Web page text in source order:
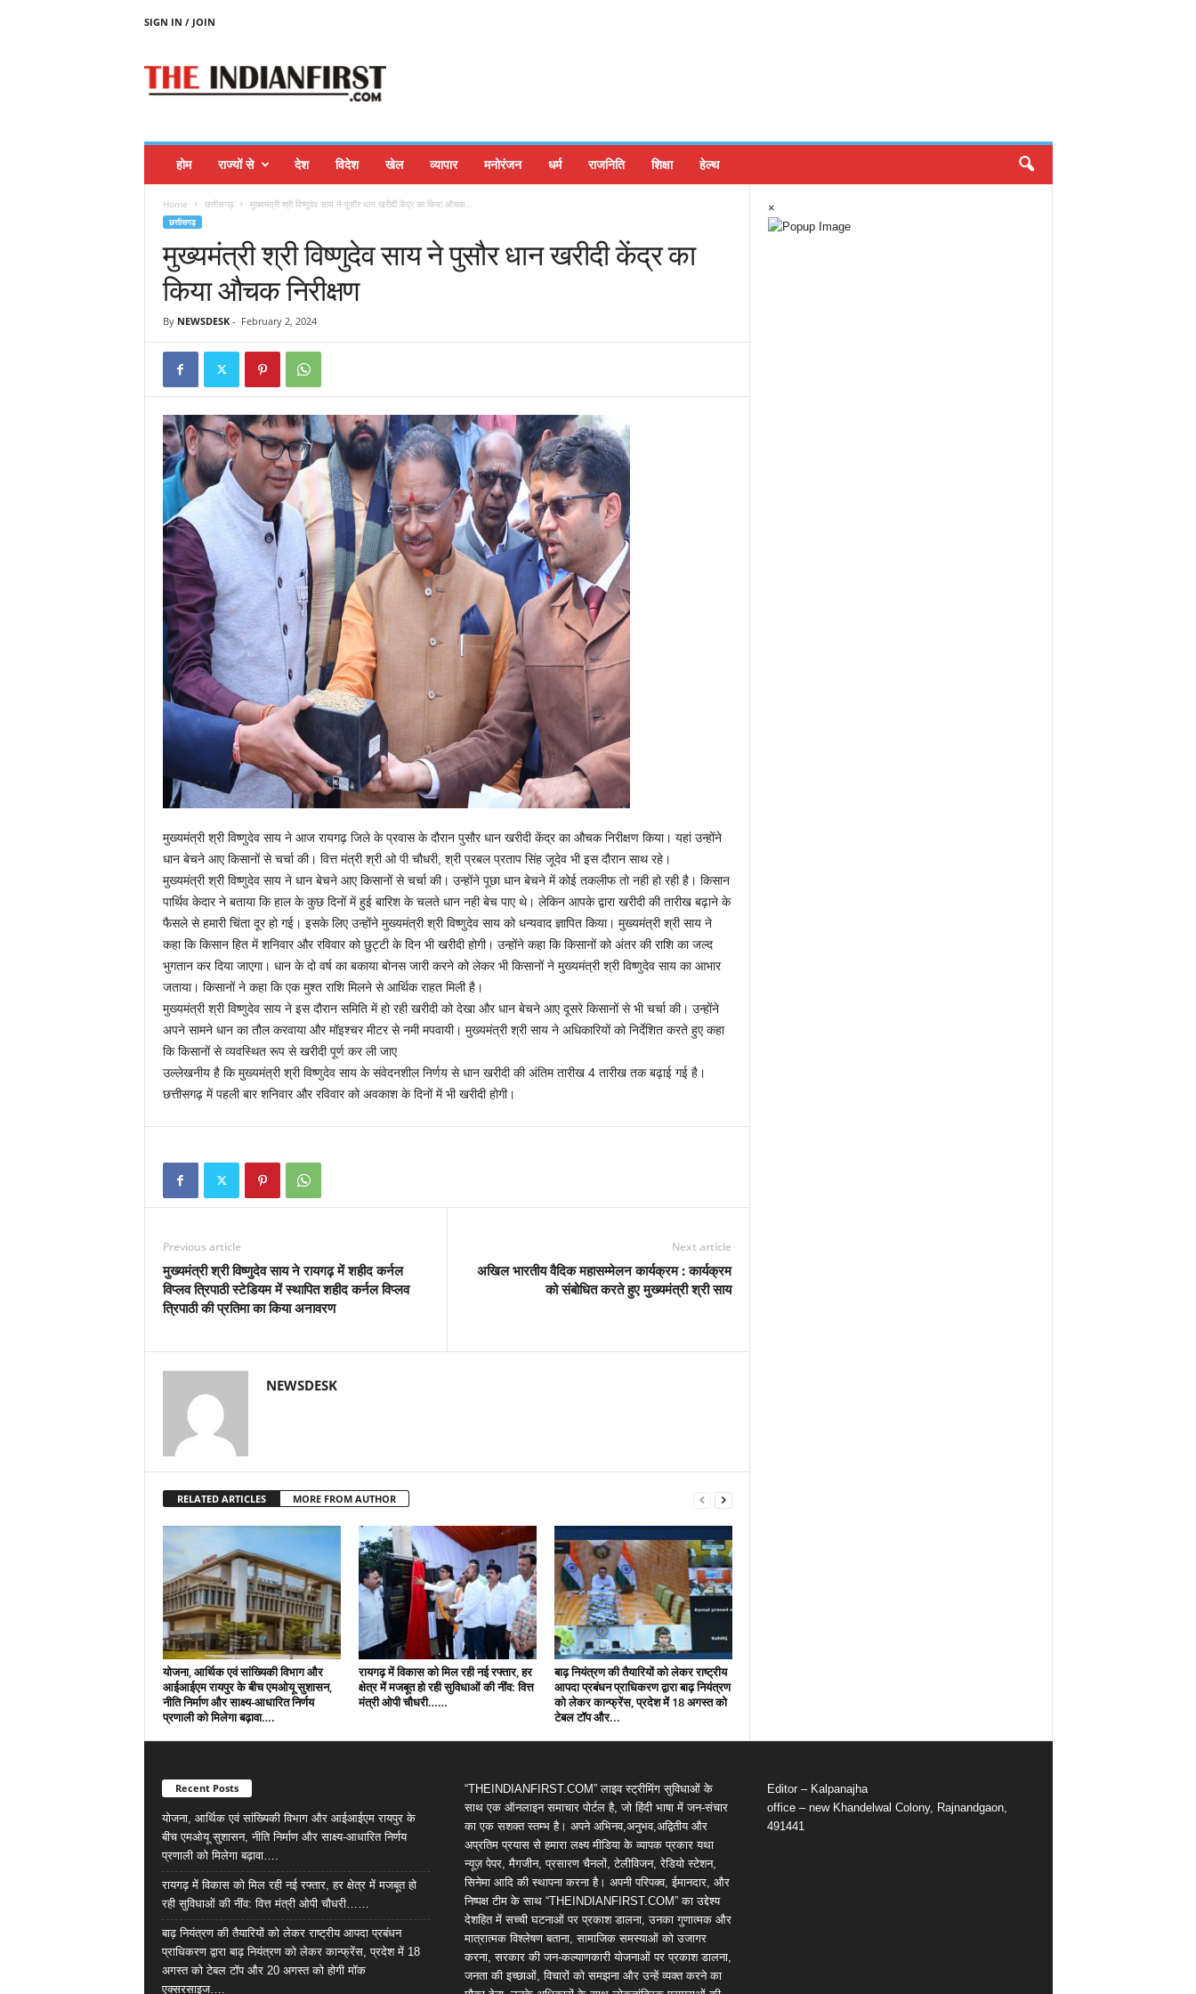
SIGN IN / JOIN
होम राज्यों से देश विदेश खेल व्यापार मनोरंजन धर्म राजनिति शिक्षा हेल्थ
Home छत्तीसगढ़ मुख्यमंत्री श्री विष्णुदेव साय ने पुसौर धान खरीदी केंद्र का किया औचक...
छत्तीसगढ़
मुख्यमंत्री श्री विष्णुदेव साय ने पुसौर धान खरीदी केंद्र का
किया औचक निरीक्षण
By NEWSDESK- February 2, 2024
मुख्यमंत्री श्री विष्णुदेव साय ने आज रायगढ़ जिले के प्रवास के दौरान पुसौर धान खरीदी केंद्र का औचक निरीक्षण किया। यहां उन्होंने
धान बेचने आए किसानों से चर्चा की। वित्त मंत्री श्री ओ पी चौधरी, श्री प्रबल प्रताप सिंह जूदेव भी इस दौरान साथ रहे।
मुख्यमंत्री श्री विष्णुदेव साय ने धान बेचने आए किसानों से चर्चा की। उन्होंने पूछा धान बेचने में कोई तकलीफ तो नही हो रही है। किसान
पार्थिव केदार ने बताया कि हाल के कुछ दिनों में हुई बारिश के चलते धान नही बेच पाए थे। लेकिन आपके द्वारा खरीदी की तारीख बढ़ाने के
फैसले से हमारी चिंता दूर हो गई। इसके लिए उन्होंने मुख्यमंत्री श्री विष्णुदेव साय को धन्यवाद ज्ञापित किया। मुख्यमंत्री श्री साय ने
कहा कि किसान हित में शनिवार और रविवार को छुट्टी के दिन भी खरीदी होगी। उन्होंने कहा कि किसानों को अंतर की राशि का जल्द
भुगतान कर दिया जाएगा। धान के दो वर्ष का बकाया बोनस जारी करने को लेकर भी किसानों ने मुख्यमंत्री श्री विष्णुदेव साय का आभार
जताया। किसानों ने कहा कि एक मुश्त राशि मिलने से आर्थिक राहत मिली है।
मुख्यमंत्री श्री विष्णुदेव साय ने इस दौरान समिति में हो रही खरीदी को देखा और धान बेचने आए दूसरे किसानों से भी चर्चा की। उन्होंने
अपने सामने धान का तौल करवाया और मॉइश्चर मीटर से नमी मपवायी। मुख्यमंत्री श्री साय ने अधिकारियों को निर्देशित करते हुए कहा
कि किसानों से व्यवस्थित रूप से खरीदी पूर्ण कर ली जाए
उल्लेखनीय है कि मुख्यमंत्री श्री विष्णुदेव साय के संवेदनशील निर्णय से धान खरीदी की अंतिम तारीख 4 तारीख तक बढ़ाई गई है।
छत्तीसगढ़ में पहली बार शनिवार और रविवार को अवकाश के दिनों में भी खरीदी होगी।
Previous article
मुख्यमंत्री श्री विष्णुदेव साय ने रायगढ़ में शहीद कर्नल
विप्लव त्रिपाठी स्टेडियम में स्थापित शहीद कर्नल विप्लव
त्रिपाठी की प्रतिमा का किया अनावरण
Next article
अखिल भारतीय वैदिक महासम्मेलन कार्यक्रम : कार्यक्रम
को संबोधित करते हुए मुख्यमंत्री श्री साय
NEWSDESK
RELATED ARTICLES MORE FROM AUTHOR
योजना, आर्थिक एवं सांख्यिकी विभाग और
आईआईएम रायपुर के बीच एमओयू सुशासन,
नीति निर्माण और साक्ष्य-आधारित निर्णय
प्रणाली को मिलेगा बढ़ावा….
रायगढ़ में विकास को मिल रही नई रफ्तार, हर
क्षेत्र में मजबूत हो रही सुविधाओं की नींव: वित्त
मंत्री ओपी चौधरी……
बाढ़ नियंत्रण की तैयारियों को लेकर राष्ट्रीय
आपदा प्रबंधन प्राधिकरण द्वारा बाढ़ नियंत्रण
को लेकर कान्फ्रेंस, प्रदेश में 18 अगस्त को
टेबल टॉप और...
×
Recent Posts
योजना, आर्थिक एवं सांख्यिकी विभाग और आईआईएम रायपुर के
बीच एमओयू सुशासन, नीति निर्माण और साक्ष्य-आधारित निर्णय
प्रणाली को मिलेगा बढ़ावा….
रायगढ़ में विकास को मिल रही नई रफ्तार, हर क्षेत्र में मजबूत हो
रही सुविधाओं की नींव: वित्त मंत्री ओपी चौधरी……
बाढ़ नियंत्रण की तैयारियों को लेकर राष्ट्रीय आपदा प्रबंधन
प्राधिकरण द्वारा बाढ़ नियंत्रण को लेकर कान्फ्रेंस, प्रदेश में 18
अगस्त को टेबल टॉप और 20 अगस्त को होगी मॉक
एक्सरसाइज….
“THEINDIANFIRST.COM” लाइव स्ट्रीमिंग सुविधाओं के
साथ एक ऑनलाइन समाचार पोर्टल है, जो हिंदी भाषा में जन-संचार
का एक सशक्त स्तम्भ है। अपने अभिनव,अनुभव,अद्वितीय और
अप्रतिम प्रयास से हमारा लक्ष्य मीडिया के व्यापक प्रकार यथा
न्यूज़ पेपर, मैगजीन, प्रसारण चैनलों, टेलीविजन, रेडियो स्टेशन,
सिनेमा आदि की स्थापना करना है। अपनी परिपक्व, ईमानदार, और
निष्पक्ष टीम के साथ “THEINDIANFIRST.COM” का उद्देश्य
देशहित में सच्ची घटनाओं पर प्रकाश डालना, उनका गुणात्मक और
मात्रात्मक विश्लेषण बताना, सामाजिक समस्याओं को उजागर
करना, सरकार की जन-कल्याणकारी योजनाओं पर प्रकाश डालना,
जनता की इच्छाओं, विचारों को समझना और उन्हें व्यक्त करने का
Editor – Kalpanajha
office – new Khandelwal Colony, Rajnandgaon,
491441